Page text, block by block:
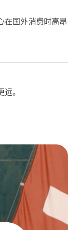
在国外消费时高昂
。